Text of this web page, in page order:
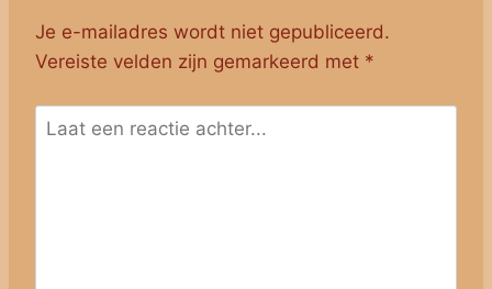
Je e-mailadres wordt niet gepubliceerd.
Vereiste velden zijn gemarkeerd met *